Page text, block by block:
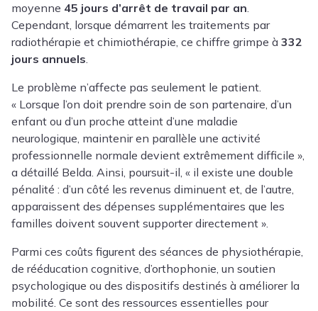
moyenne 45 jours d’arrêt de travail par an.
Cependant, lorsque démarrent les traitements par
radiothérapie et chimiothérapie, ce chiffre grimpe à 332
jours annuels.
Le problème n’affecte pas seulement le patient.
« Lorsque l’on doit prendre soin de son partenaire, d’un
enfant ou d’un proche atteint d’une maladie
neurologique, maintenir en parallèle une activité
professionnelle normale devient extrêmement difficile »,
a détaillé Belda. Ainsi, poursuit-il, « il existe une double
pénalité : d’un côté les revenus diminuent et, de l’autre,
apparaissent des dépenses supplémentaires que les
familles doivent souvent supporter directement ».
Parmi ces coûts figurent des séances de physiothérapie,
de rééducation cognitive, d’orthophonie, un soutien
psychologique ou des dispositifs destinés à améliorer la
mobilité. Ce sont des ressources essentielles pour